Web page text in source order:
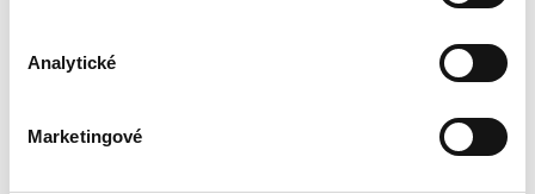
Analytické
Marketingové
Bestsellery
Top hodnotené
Najlacnejšie